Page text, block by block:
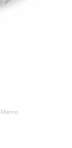
Merino